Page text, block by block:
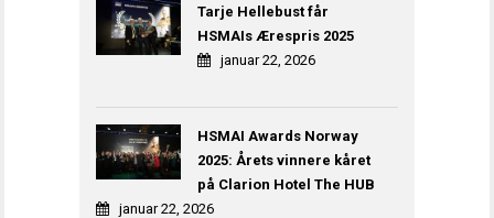
Tarje Hellebust får
HSMAIs Ærespris 2025
januar 22, 2026
HSMAI Awards Norway
2025: Årets vinnere kåret
på Clarion Hotel The HUB
januar 22, 2026